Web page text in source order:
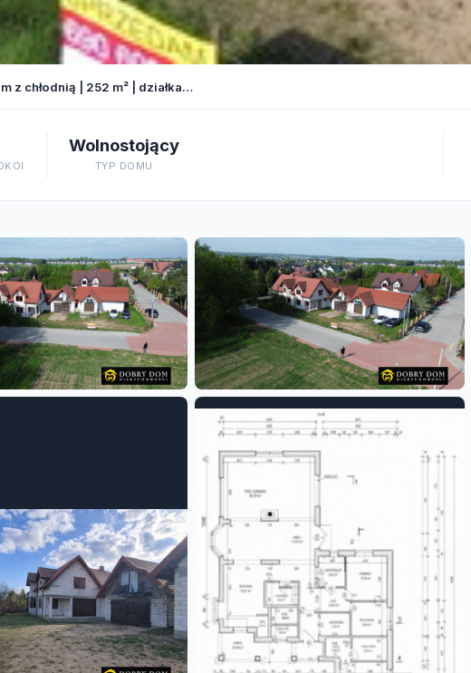
z chłodnią | 252 m² | działka…
Wolnostojący
TYP DOMU